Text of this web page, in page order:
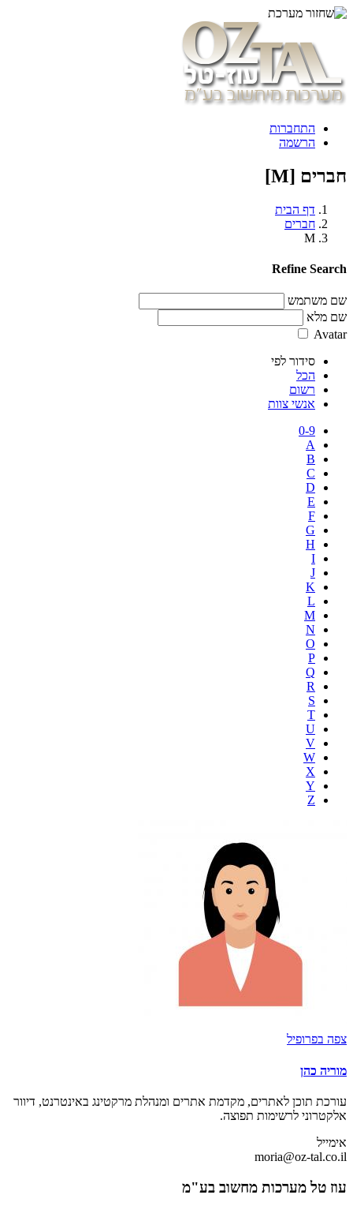
התחברות
הרשמה
חברים [M]
דף הבית
חברים
M
Refine Search
שם משתמש
שם מלא
Avatar
סידור לפי
הכל
רשום
אנשי צוות
0-9
A
B
C
D
E
F
G
H
I
J
K
L
M
N
O
P
Q
R
S
T
U
V
W
X
Y
Z
צפה בפרופיל
מוריה כהן
עורכת תוכן לאתרים, מקדמת אתרים ומנהלת מרקטינג באינטרנט, דיוור
אלקטרוני לרשימות תפוצה.
אימייל
moria@oz-tal.co.il
עוז טל מערכות מחשוב בע"מ